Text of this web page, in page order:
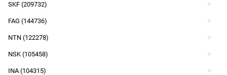
SKF (209732)
FAG (144736)
NTN (122278)
NSK (105458)
INA (104315)